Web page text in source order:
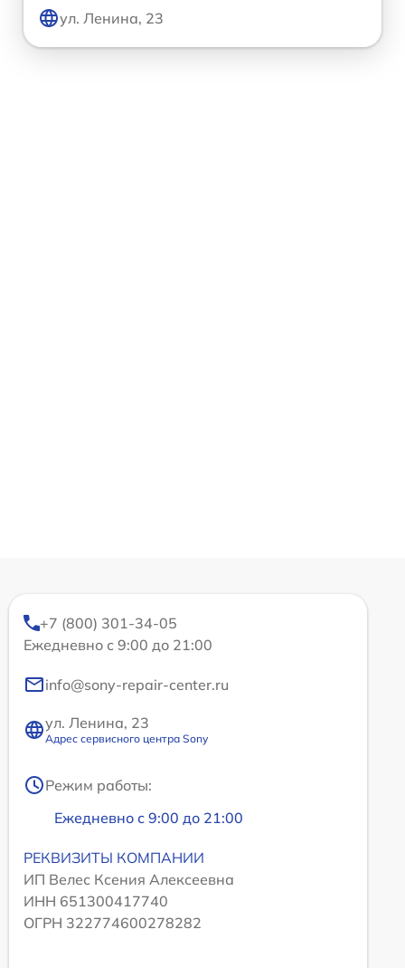
ул. Ленина, 23
+7 (800) 301-34-05
Ежедневно с 9:00 до 21:00
info@sony-repair-center.ru
ул. Ленина, 23
Адрес сервисного центра Sony
Режим работы:
Ежедневно с 9:00 до 21:00
РЕКВИЗИТЫ КОМПАНИИ
ИП Велес Ксения Алексеевна
ИНН 651300417740
ОГРН 322774600278282